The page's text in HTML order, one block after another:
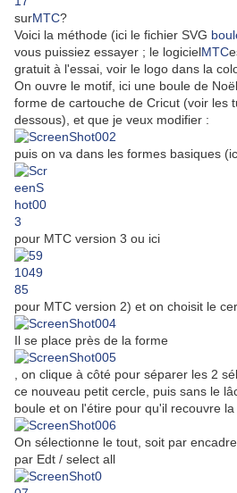
surMTC?
Voici la méthode (ici le fichier SVG
vous puissiez essayer ; le logicielMTC
gratuit à l'essai, voir le logo dans la
On ouvre le motif, ici une boule de
forme de cartouche de Cricut (voir les
dessous), et que je veux modifier :
puis on va dans les formes basiques
pour MTC version 3 ou ici
pour MTC version 2) et on choisit le
Il se place près de la forme
, on clique à côté pour séparer les 2
ce nouveau petit cercle, puis sans le
boule et on l'étire pour qu'il recouvre
On sélectionne le tout, soit par
par Edt / select all